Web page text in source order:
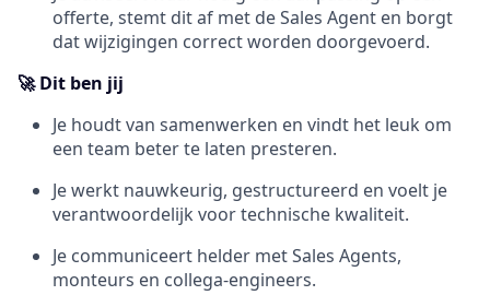
offerte, stemt dit af met de Sales Agent en borgt
dat wijzigingen correct worden doorgevoerd.
🚀 Dit ben jij
Je houdt van samenwerken en vindt het leuk om
een team beter te laten presteren.
Je werkt nauwkeurig, gestructureerd en voelt je
verantwoordelijk voor technische kwaliteit.
Je communiceert helder met Sales Agents,
monteurs en collega-engineers.